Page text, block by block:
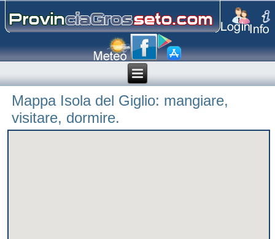
Mappa Isola del Giglio: mangiare,
visitare, dormire.